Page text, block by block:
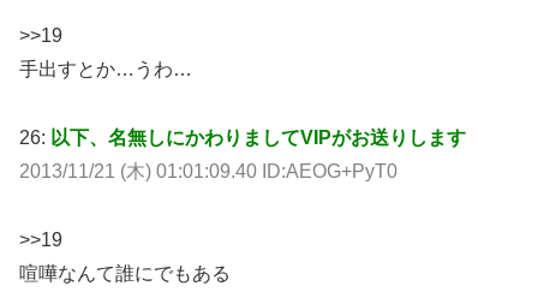
>>19
手出すとか…うわ…
26: 以下、名無しにかわりましてVIPがお送りします
2013/11/21 (木) 01:01:09.40 ID:AEOG+PyT0
>>19
喧嘩なんて誰にでもある